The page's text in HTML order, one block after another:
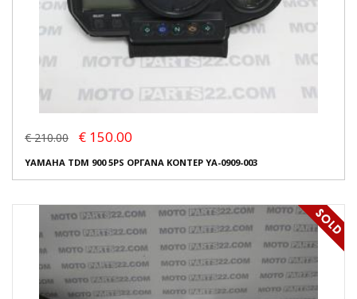
€ 210.00 € 150.00
YAMAHA TDM 900 5PS ΟΡΓΑΝΑ ΚΟΝΤΕΡ YA-0909-003